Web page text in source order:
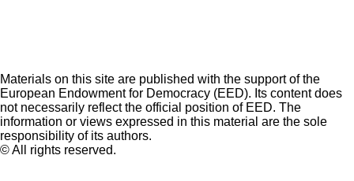
Materials on this site are published with the support of the
European Endowment for Democracy (EED). Its content does
not necessarily reflect the official position of EED. The
information or views expressed in this material are the sole
responsibility of its authors.
© All rights reserved.